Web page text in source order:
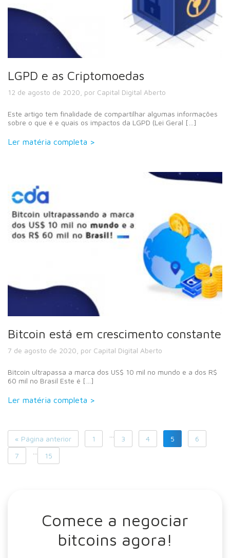
LGPD e as Criptomoedas
12 de agosto de 2020, por Capital Digital Aberto
Este artigo tem finalidade de compartilhar algumas informações
sobre o que é e quais os impactos da LGPD (Lei Geral […]
Ler matéria completa >
Bitcoin está em crescimento constante
7 de agosto de 2020, por Capital Digital Aberto
Bitcoin ultrapassa a marca dos US$ 10 mil no mundo e a dos R$
60 mil no Brasil Este é […]
Ler matéria completa >
« Página anterior 1 3 4 5
6
7
15
Comece a negociar
bitcoins agora!